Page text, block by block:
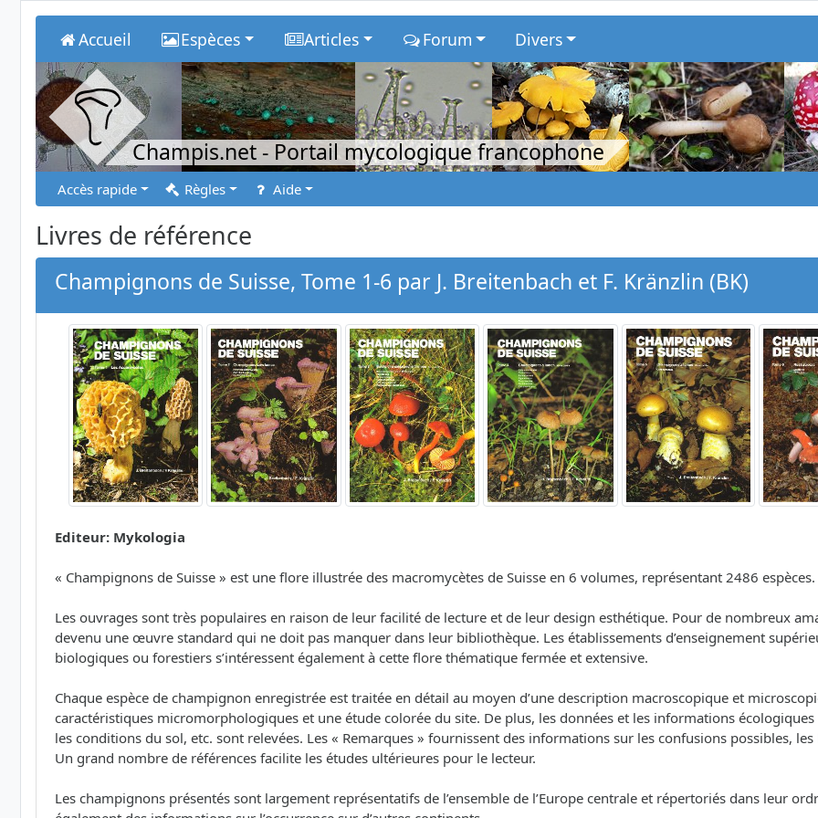
Accueil Espèces Articles Forum Divers
Champis.net- Portail mycologique francophone
Accès rapide Règles Aide
Livres de référence
Champignons de Suisse, Tome 1-6 par J. Breitenbach et F. Kränzlin (BK)
Editeur: Mykologia
« Champignons de Suisse » est une flore illustrée des macromycètes de Suisse en 6 volumes, représentant 2486 espèces.
Les ouvrages sont très populaires en raison de leur facilité de lecture et de leur design esthétique. Pour de nombreux
devenu une œuvre standard qui ne doit pas manquer dans leur bibliothèque. Les établissements d’enseignement
biologiques ou forestiers s’intéressent également à cette flore thématique fermée et extensive.
Chaque espèce de champignon enregistrée est traitée en détail au moyen d’une description macroscopique et
caractéristiques micromorphologiques et une étude colorée du site. De plus, les données et les informations
les conditions du sol, etc. sont relevées. Les « Remarques » fournissent des informations sur les confusions possibles,
Un grand nombre de références facilite les études ultérieures pour le lecteur.
Les champignons présentés sont largement représentatifs de l’ensemble de l’Europe centrale et répertoriés dans leur